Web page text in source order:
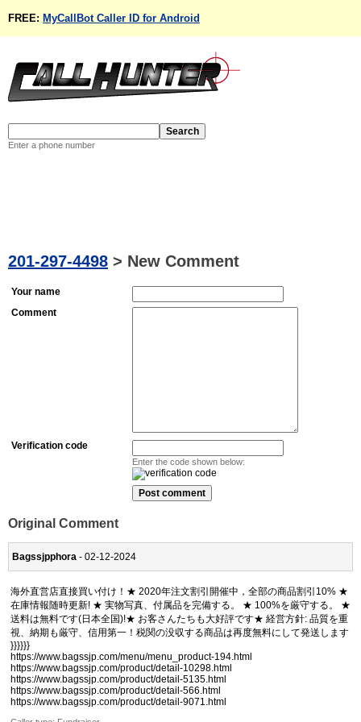
FREE: MyCallBot Caller ID for Android
Enter a phone number
201-297-4498 > New Comment
Your name
Comment
Verification code
Enter the code shown below:
Original Comment
Bagssjpphora - 02-12-2024
海外直営店直接買い付け！★ 2020年注文割引開催中，全部の商品割引10% ★
在庫情報随時更新! ★ 実物写真、付属品を完備する。 ★ 100%を厳守する。 ★
送料は無料です(日本全国)!★ お客さんたちも大好評です★ 経営方針: 品質を重
視、納期も厳守、信用第一！税関の没収する商品は再度無料にして発送します
}}}}}}
https://www.bagssjp.com/menu/menu_product-194.html
https://www.bagssjp.com/product/detail-10298.html
https://www.bagssjp.com/product/detail-5135.html
https://www.bagssjp.com/product/detail-566.html
https://www.bagssjp.com/product/detail-9071.html